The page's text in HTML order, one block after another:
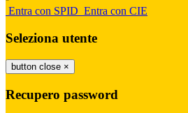
Entra con SPID Entra con CIE
Seleziona utente
button close ×
Recupero password